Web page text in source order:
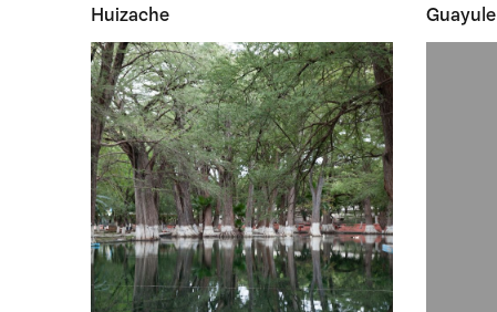
Huizache Guayule